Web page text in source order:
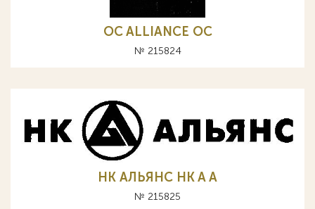
OC ALLIANCE ОС
№ 215824
НК АЛЬЯНС HK A А
№ 215825